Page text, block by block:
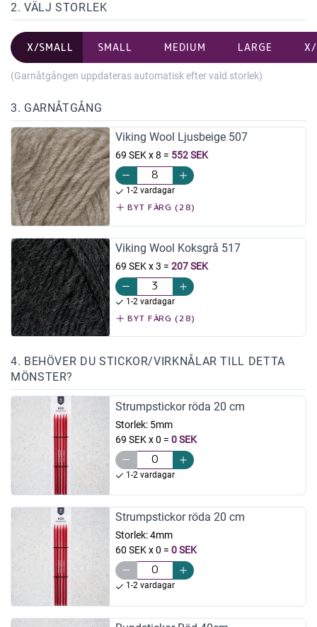
2. VÄLJ STORLEK
X/SMALL SMALL MEDIUM LARGE
(Garnåtgången uppdateras automatisk efter vald storlek)
3. GARNÅTGÅNG
Viking Wool Ljusbeige 507
69 SEK x 8 = 552 SEK
1-2 vardagar
BYT FÄRG (28)
Viking Wool Koksgrå 517
69 SEK x 3 = 207 SEK
1-2 vardagar
BYT FÄRG (28)
4. BEHÖVER DU STICKOR/VIRKNÅLAR TILL DETTA
MÖNSTER?
Strumpstickor röda 20 cm
Storlek: 5mm
69 SEK x 0 = 0 SEK
1-2 vardagar
Strumpstickor röda 20 cm
Storlek:4mm
60 SEK x 0 = 0 SEK
1-2 vardagar